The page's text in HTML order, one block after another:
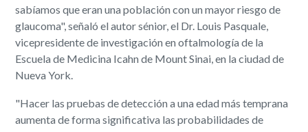
sabíamos que eran una población con un mayor riesgo de
glaucoma", señaló el autor sénior, el Dr. Louis Pasquale,
vicepresidente de investigación en oftalmología de la
Escuela de Medicina Icahn de Mount Sinai, en la ciudad de
Nueva York.
"Hacer las pruebas de detección a una edad más temprana
aumenta de forma significativa las probabilidades de